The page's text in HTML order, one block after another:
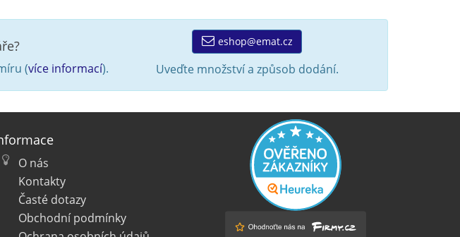
(více informací).
eshop@emat.cz
Uveďte množství a způsob dodání.
O nás
Kontakty
Časté dotazy
Obchodní podmínky